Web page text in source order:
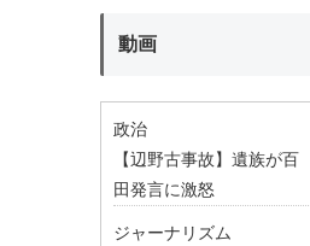
動画
政治
【辺野古事故】遺族が百
田発言に激怒
ジャーナリズム